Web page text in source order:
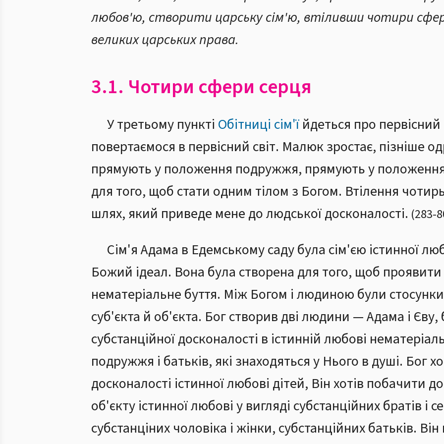
любов'ю, створити царську сім'ю, втіливши чотири
великих царських права.
3.1. Чотири сфери серця
У третьому пункті Обітниці сім'ї йдеться про
повертаємося в первісний світ. Малюк зростає, пізніше
прямують у положення подружжя, прямують у
для того, щоб стати одним тілом з Богом. Втілення
шлях, який приведе мене до людської досконалості. (283-
Сім'я Адама в Едемському саду була сім'єю істинної
Божий ідеал. Вона була створена для того, щоб
нематеріальне буття. Між Богом і людиною були
суб'єкта й об'єкта. Бог створив дві людини — Адама і
субстанційної досконалості в істинній любові
подружжя і батьків, які знаходяться у Нього в душі. Бог
досконалості істинної любові дітей, Він хотів побачити
об'єкту істинної любові у вигляді субстанційних братів і
субстанціних чоловіка і жінки, субстанційних батьків.